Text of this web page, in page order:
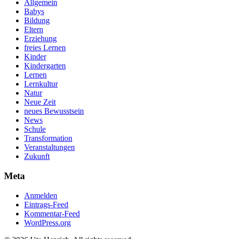
Allgemein
Babys
Bildung
Eltern
Erziehung
freies Lernen
Kinder
Kindergarten
Lernen
Lernkultur
Natur
Neue Zeit
neues Bewusstsein
News
Schule
Transformation
Veranstaltungen
Zukunft
Meta
Anmelden
Eintrags-Feed
Kommentar-Feed
WordPress.org